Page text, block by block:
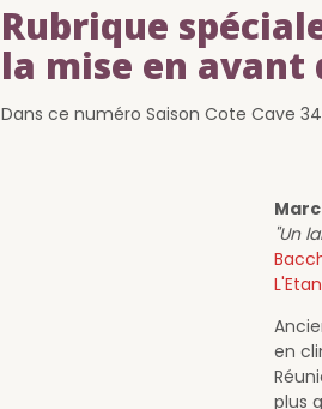
Rubrique
la mise en avant
Dans ce numéro Saison Cote Cave
"Un
en
plus